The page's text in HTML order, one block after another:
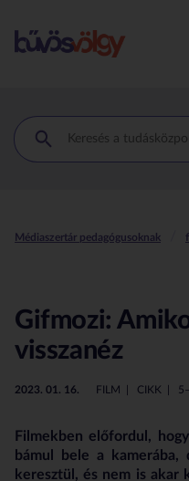
Médiaszertár pedagógusoknak
Gifmozi:
visszanéz
2023. 01. 16. FILM CIKK
Filmekben előfordul,
bámul bele a
keresztül, és nem is akar